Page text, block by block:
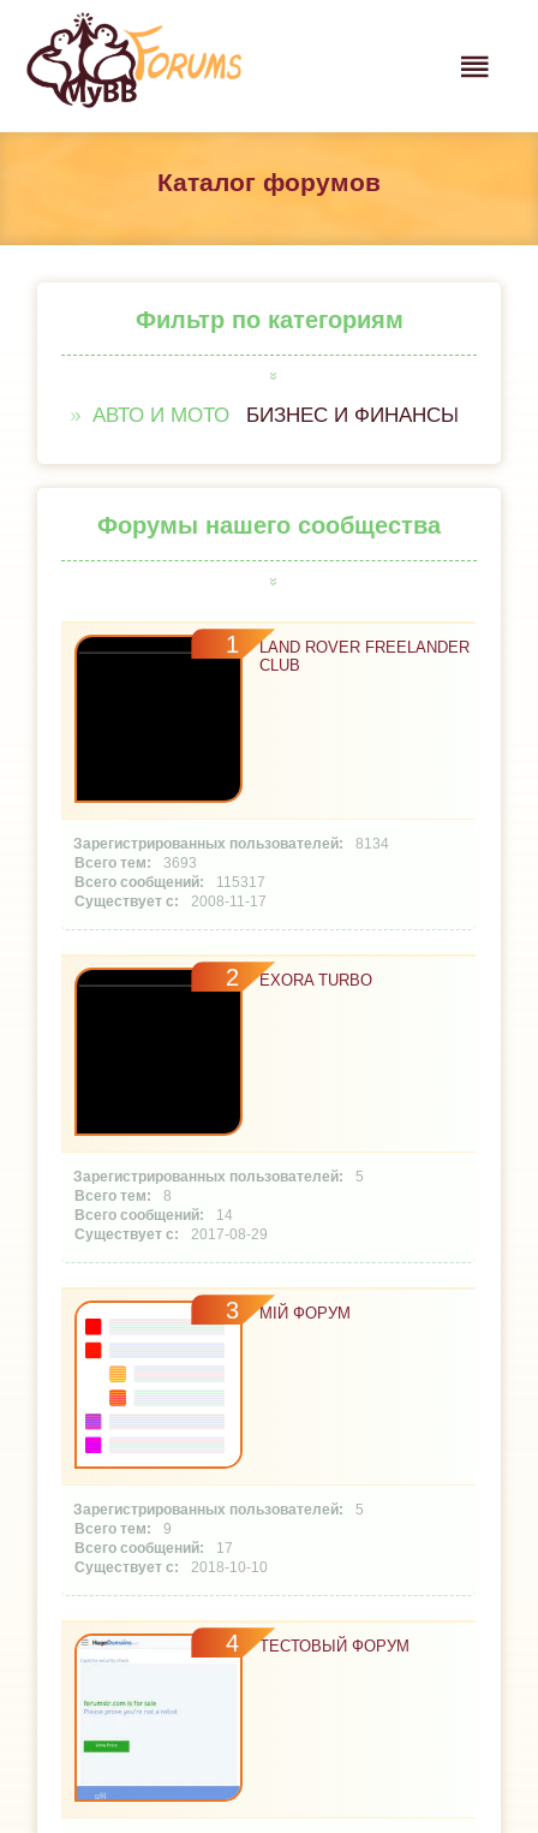
Каталог форумов
Фильтр по категориям
АВТО И МОТО БИЗНЕС И ФИНАНСЫ
Форумы нашего сообщества
1
LAND ROVER FREELANDER
CLUB
8134
3693
115317
2008-11-17
2 EXORA TURBO
5
8
14
2017-08-29
3 МІЙ ФОРУМ
5
9
17
2018-10-10
4 ТЕСТОВЫЙ ФОРУМ